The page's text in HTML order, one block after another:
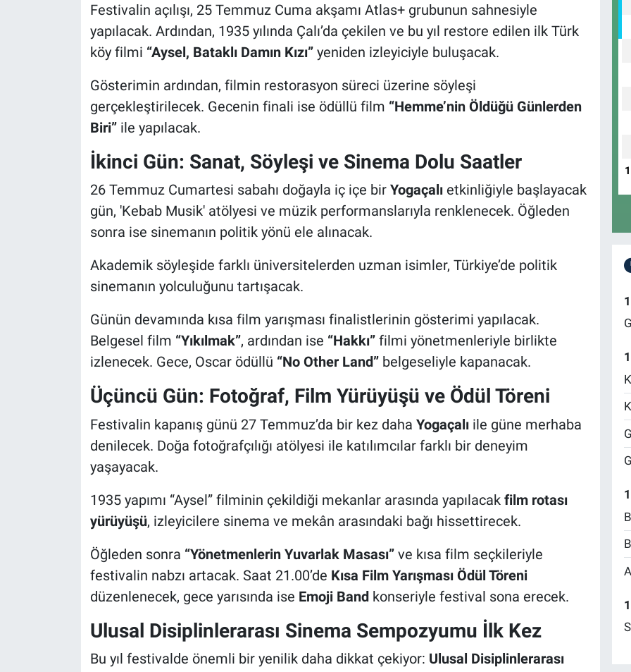
Festivalin açılışı, 25 Temmuz Cuma akşamı Atlas+ grubunun sahnesiyle
yapılacak. Ardından, 1935 yılında Çalı’da çekilen ve bu yıl restore edilen ilk Türk
köy filmi “Aysel, Bataklı Damın Kızı”yeniden izleyiciyle buluşacak.
Gösterimin ardından, filmin restorasyon süreci üzerine söyleşi
gerçekleştirilecek. Gecenin finali ise ödüllü film “Hemme’nin Öldüğü Günlerden
Biri”ile yapılacak.
İkinci Gün: Sanat, Söyleşi ve Sinema Dolu Saatler
26 Temmuz Cumartesi sabahı doğayla iç içe bir Yogaçalıetkinliğiyle başlayacak
gün, 'Kebab Musik' atölyesi ve müzik performanslarıyla renklenecek. Öğleden
sonra ise sinemanın politik yönü ele alınacak.
Akademik söyleşide farklı üniversitelerden uzman isimler, Türkiye’de politik
sinemanın yolculuğunu tartışacak.
Günün devamında kısa film yarışması finalistlerinin gösterimi yapılacak.
Belgesel film “Yıkılmak”, ardından ise “Hakkı”filmi yönetmenleriyle birlikte
izlenecek. Gece, Oscar ödüllü “No Other Land”belgeseliyle kapanacak.
Üçüncü Gün: Fotoğraf, Film Yürüyüşü ve Ödül Töreni
Festivalin kapanış günü 27 Temmuz’da bir kez daha Yogaçalıile güne merhaba
denilecek. Doğa fotoğrafçılığı atölyesi ile katılımcılar farklı bir deneyim
yaşayacak.
1935 yapımı “Aysel” filminin çekildiği mekanlar arasında yapılacak film rotası
yürüyüşü, izleyicilere sinema ve mekân arasındaki bağı hissettirecek.
Öğleden sonra “Yönetmenlerin Yuvarlak Masası”ve kısa film seçkileriyle
festivalin nabzı artacak. Saat 21.00’de Kısa Film Yarışması Ödül Töreni
düzenlenecek, gece yarısında ise Emoji Bandkonseriyle festival sona erecek.
Ulusal Disiplinlerarası Sinema Sempozyumu İlk Kez
Bu yıl festivalde önemli bir yenilik daha dikkat çekiyor: Ulusal Disiplinlerarası